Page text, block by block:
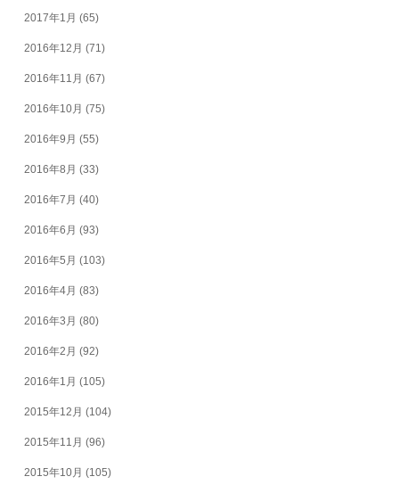
2017年1月 (65)
2016年12月 (71)
2016年11月 (67)
2016年10月 (75)
2016年9月 (55)
2016年8月 (33)
2016年7月 (40)
2016年6月 (93)
2016年5月 (103)
2016年4月 (83)
2016年3月 (80)
2016年2月 (92)
2016年1月 (105)
2015年12月 (104)
2015年11月 (96)
2015年10月 (105)